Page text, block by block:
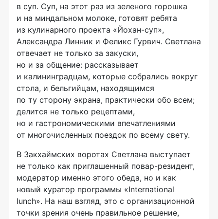
в суп. Суп, на этот раз из зеленого горошка
и на миндальном молоке, готовят ребята
из кулинарного проекта «Йохан-суп»,
Александра Линник и Феликс Гурвич. Светлана
отвечает не только за закуски,
но и за общение: рассказывает
и калининградцам, которые собрались вокруг
стола, и бельгийцам, находящимся
по ту сторону экрана, практически обо всем;
делится не только рецептами,
но и гастрономическими впечатлениями
от многочисленных поездок по всему свету.
В Закхаймских воротах Светлана выступает
не только как приглашенный повар-резидент,
модератор именно этого обеда, но и как
новый куратор программы «International
lunch». На наш взгляд, это с организационной
точки зрения очень правильное решение,